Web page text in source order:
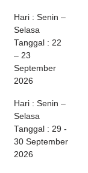
Hari : Senin –
Selasa
Tanggal : 22
– 23
September
2026
Hari : Senin –
Selasa
Tanggal : 29 -
30 September
2026